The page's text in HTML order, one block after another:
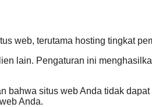
web, terutama hosting tingkat
lain. Pengaturan ini
bahwa situs web Anda tidak
Anda.